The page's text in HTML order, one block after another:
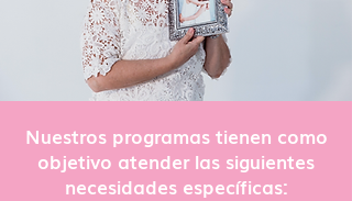
Nuestros programas tienen como
objetivo atender las siguientes
necesidades específicas: